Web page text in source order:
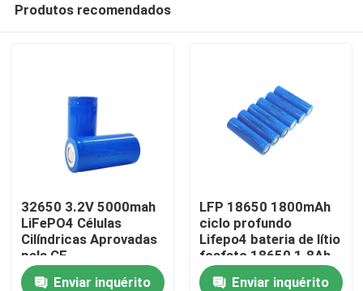
Casa
Produtos recomendados
32650 3.2V 5000mah
LiFePO4 Células
Cilíndricas Aprovadas
pela CE
Enviar inquérito
LFP 18650 1800mAh
ciclo profundo
Lifepo4 bateria de lítio
fosfato 18650 1.8Ah
3.2v
Enviar inquérito